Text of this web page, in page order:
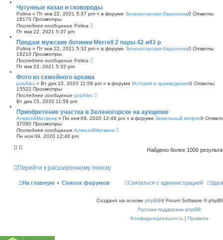
Чугунные казан и сковороды
Polina » Пт янв 22, 2021 5:37 pm » в форуме Зеленогорская барахолка0 Ответы
18170 Просмотры
Последнее сообщение Polina
Пт янв 22, 2021 5:37 pm
Продам мужские ботинки Merrell 2 пары 42 и43 р
Polina » Пт янв 22, 2021 5:32 pm » в форуме Зеленогорская барахолка0 Ответы
18210 Просмотры
Последнее сообщение Polina
Пт янв 22, 2021 5:32 pm
Фото из семейного архива
juraAlex » Вт дек 15, 2020 11:59 pm » в форуме История и краеведение0 Ответы
15522 Просмотры
Последнее сообщение juraAlex
Вт дек 15, 2020 11:59 pm
Приобретение участка в Зеленогорске на аукционе
АлексейМатвеев » Пн ноя 09, 2020 12:48 pm » в форуме Земельный вопрос0
37090 Просмотры
Последнее сообщение АлексейМатвеев
Пн ноя 09, 2020 12:48 pm
Найдено более 1000
Перейти к расширенному поиску
На главную Список форумов Связаться с администрацией
Создано на основе phpBB® Forum Software ©
Русская поддержка phpBB
Конфиденциальность | Правила